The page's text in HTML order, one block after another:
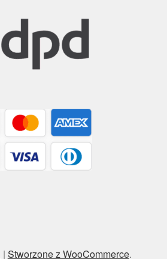
Stworzone z WooCommerce.